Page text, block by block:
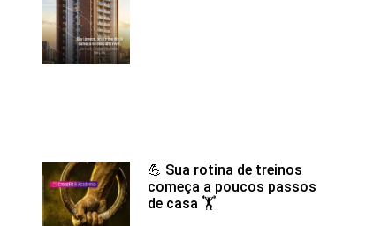
💪 Sua rotina de treinos
começa a poucos passos
de casa 🏋️